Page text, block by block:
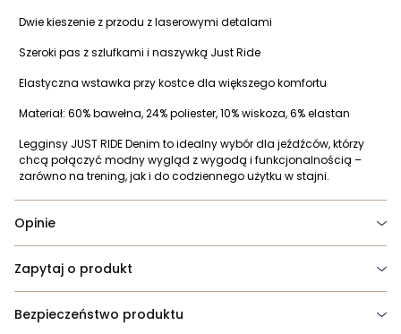
Dwie kieszenie z przodu z laserowymi detalami
Szeroki pas z szlufkami i naszywką Just Ride
Elastyczna wstawka przy kostce dla większego komfortu
Materiał: 60% bawełna, 24% poliester, 10% wiskoza, 6% elastan
Legginsy JUST RIDE Denim to idealny wybór dla jeźdźców, którzy
chcą połączyć modny wygląd z wygodą i funkcjonalnością –
zarówno na trening, jak i do codziennego użytku w stajni.
Opinie
Zapytaj o produkt
Bezpieczeństwo produktu